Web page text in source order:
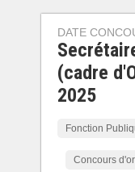
DATE
(cadre
2025
Fonction
Concours